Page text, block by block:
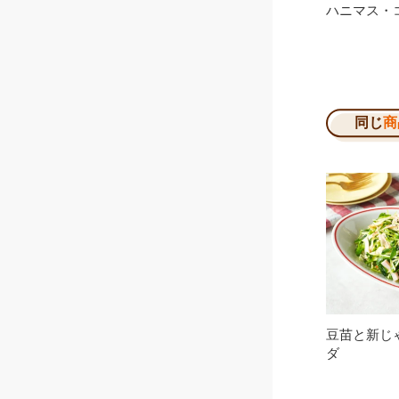
ハニマス・
同じ
豆苗と新じ
ダ